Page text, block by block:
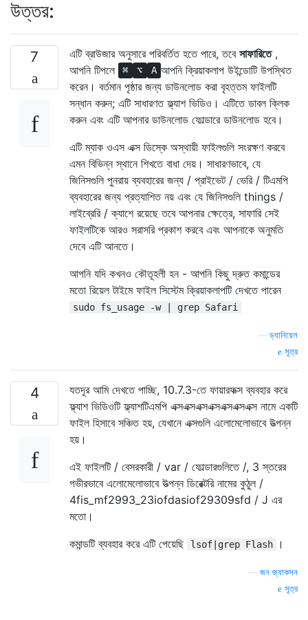
উত্তর:
7 এটি ব্রাউজার অনুসারে পরিবর্তিত হতে পারে, তবে সাফারিতে,
আপনি টিপলে
⌘ ⌥ A আপনি ক্রিয়াকলাপ উইন্ডোটি উপস্থিত
করেন। বর্তমান পৃষ্ঠার জন্য ডাউনলোড করা বৃহত্তম ফাইলটি
সন্ধান করুন; এটি সাধারণত ফ্ল্যাশ ভিডিও। এটিতে ডাবল ক্লিক
করুন এবং এটি আপনার ডাউনলোড ফোল্ডারে ডাউনলোড হবে।
এটি ম্যাক ওএস এক্স ডিস্কে অস্থায়ী ফাইলগুলি সংরক্ষণ করবে
এমন বিভিন্ন স্থানে শিখতে বাধা দেয়। সাধারণভাবে, যে
জিনিসগুলি পুনরায় ব্যবহারের জন্য / প্রাইভেট / ভেরি / টিএমপি
ব্যবহারের জন্য প্রত্যাশিত নয় এবং যে জিনিসগুলি things /
লাইব্রেরি / ক্যাশে রয়েছে তবে আপনার ক্ষেত্রে, সাফারি সেই
ফাইলটিকে আরও সরাসরি প্রকাশ করবে এবং আপনাকে অনুমতি
দেবে এটি আনতে।
আপনি যদি কখনও কৌতূহলী হন - আপনি কিছু দ্রুত কমান্ডের
মতো রিয়েল টাইমে ফাইল সিস্টেম ক্রিয়াকলাপটি দেখতে পারেন
sudo fs_usage -w | grep Safari
—ড্যানিয়েল
সূত্র
4
যতদূর আমি দেখতে পাচ্ছি, 10.7.3-তে ফায়ারফক্স ব্যবহার করে
ফ্ল্যাশ ভিডিওটি ফ্ল্যাশটিএমপি এক্সএক্সএক্সএক্সএক্সএক্সএক্স নামে একটি
ফাইল হিসাবে সঞ্চিত হয়, যেখানে এক্সগুলি এলোমেলোভাবে উত্পন্ন
হয়।
এই ফাইলটি / বেসরকারী / var / ফোল্ডারগুলিতে /, 3 স্তরের
গভীরভাবে এলোমেলোভাবে উত্পন্ন ডিরেক্টরি নামের কুঠুল /
4fis_mf2993_23iofdasiof29309sfd / J এর
মতো।
কমান্ডটি ব্যবহার করে এটি পেয়েছি
lsof|grep Flash ।
জন জ্যাকসন
সূত্র